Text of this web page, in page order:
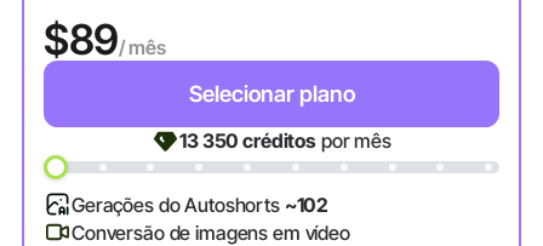
$89/ mês
Selecionar plano
13 350 créditos por mês
Gerações do Autoshorts ~102
Conversão de imagens em vídeo